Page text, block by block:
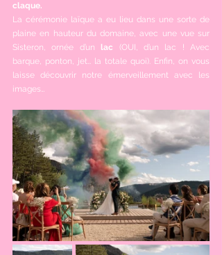
claque.
La cérémonie laïque a eu lieu dans une sorte de
plaine en hauteur du domaine, avec une vue sur
Sisteron, ornée d’un
lac (OUI, d’un lac ! Avec
barque, ponton, jet… la totale quoi). Enfin, on vous
laisse découvrir notre émerveillement avec les
images…